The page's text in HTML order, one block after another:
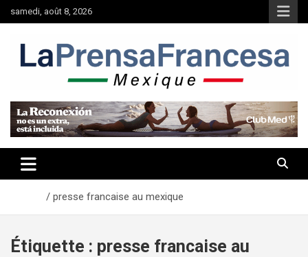
au
samedi, août 8, 2026
presse francaise au mexique
Étiquette : presse francaise au